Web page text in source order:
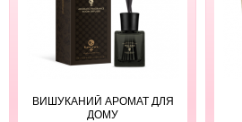
ВИШУКАНИЙ АРОМАТ ДЛЯ
ДОМУ